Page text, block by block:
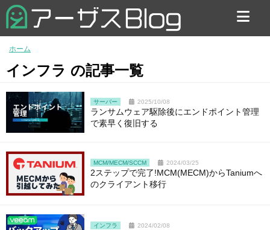
お問い合わせ
ホーム
インフラ の記事一覧
サーバー 2025/10/08
ランサムウェア駆除後にエンドポイント管理
で素早く復旧する
MCM/MECM/SCCM 2024/03/25
2ステップで完了!MCM(MECM)からTaniumへ
のクライアント移行
インフラ 2024/02/08